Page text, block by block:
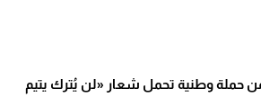
حملة وطنية تحمل شعار «لن يُترك يتيم